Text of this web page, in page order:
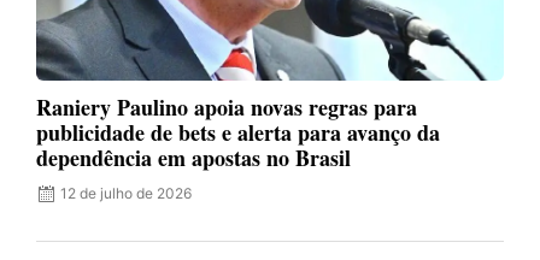
Raniery Paulino apoia novas regras para
publicidade de bets e alerta para avanço da
dependência em apostas no Brasil
12 de julho de 2026